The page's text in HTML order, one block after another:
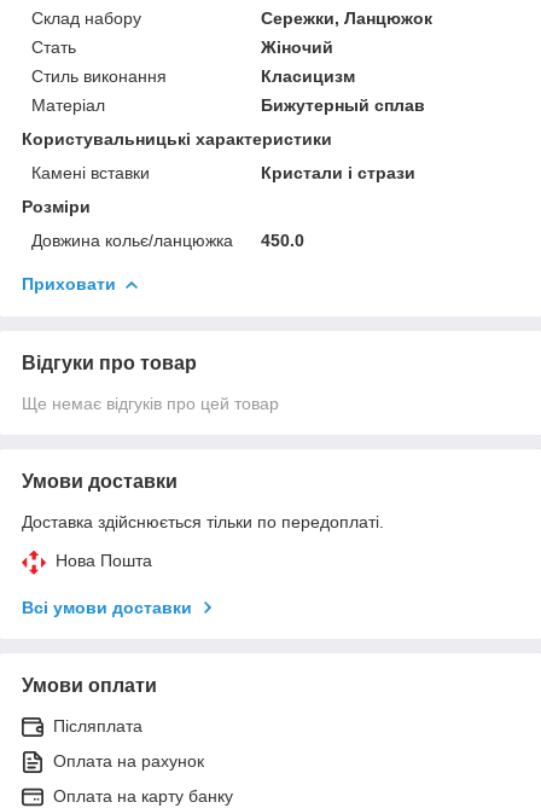
Склад набору
Сережки, Ланцюжок
Стать
Жіночий
Стиль виконання
Класицизм
Матеріал
Бижутерный сплав
Користувальницькі характеристики
Камені вставки
Кристали і стрази
Розміри
Довжина кольє/ланцюжка
450.0
Приховати
Відгуки про товар
Ще немає відгуків про цей товар
Умови доставки
Доставка здійснюється тільки по передоплаті.
Нова Пошта
Всі умови доставки
Умови оплати
Післяплата
Оплата на рахунок
Оплата на карту банку